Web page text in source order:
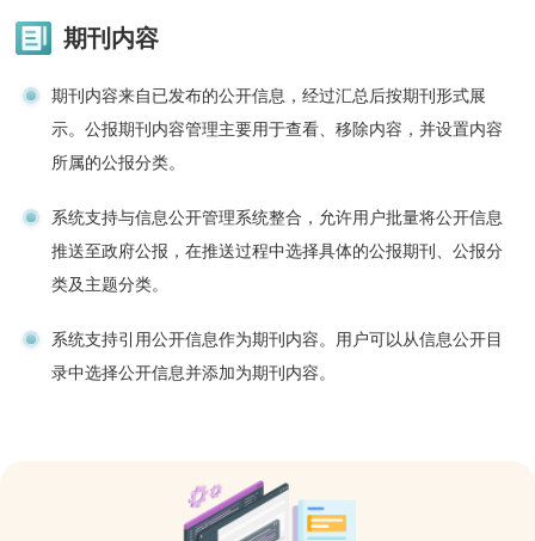
期刊内容
期刊内容来自已发布的公开信息，经过汇总后按期刊形式展
示。公报期刊内容管理主要用于查看、移除内容，并设置内容
所属的公报分类。
系统支持与信息公开管理系统整合，允许用户批量将公开信息
推送至政府公报，在推送过程中选择具体的公报期刊、公报分
类及主题分类。
系统支持引用公开信息作为期刊内容。用户可以从信息公开目
录中选择公开信息并添加为期刊内容。